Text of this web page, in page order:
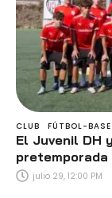
CLUB FÚTBOL-BASE
El Juvenil DH
pretemporada
julio 29, 12:00 PM